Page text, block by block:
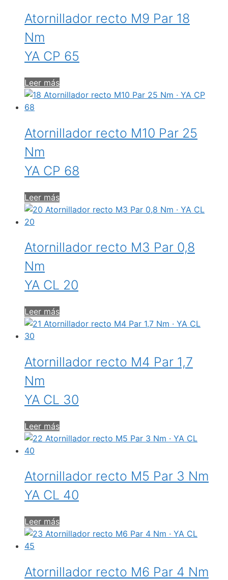
Atornillador recto M9 Par 18
Nm
YA CP 65
Leer más
Atornillador recto M10 Par 25
Nm
YA CP 68
Leer más
Atornillador recto M3 Par 0,8
Nm
YA CL 20
Leer más
Atornillador recto M4 Par 1,7
Nm
YA CL 30
Leer más
Atornillador recto M5 Par 3 Nm
YA CL 40
Leer más
Atornillador recto M6 Par 4 Nm